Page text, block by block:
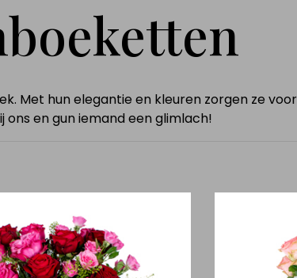
Met hun elegantie en kleuren zorgen ze
ons en gun iemand een glimlach!